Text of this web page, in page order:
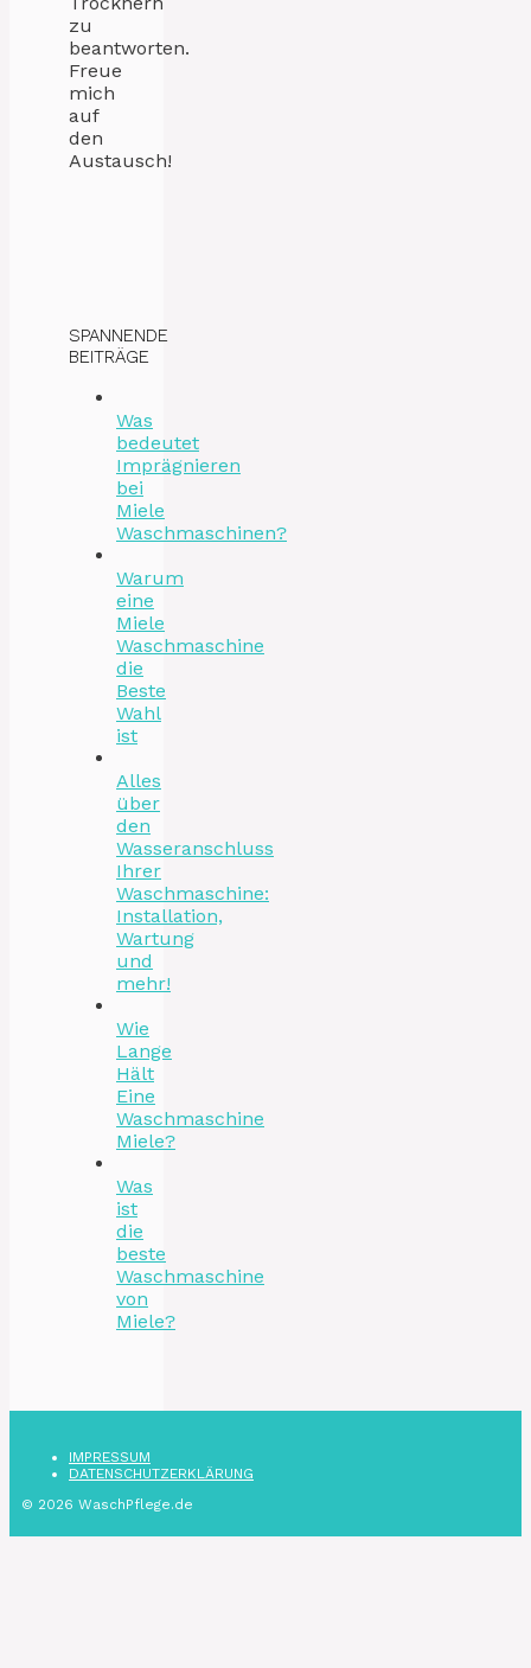
zu
beantworten.
Freue
mich
auf
den
Austausch!
SPANNENDE
BEITRÄGE
Was
bedeutet
Imprägnieren
bei
Miele
Waschmaschinen?
Warum
eine
Miele
Waschmaschine
die
Beste
Wahl
ist
Alles
über
den
Wasseranschluss
Ihrer
Waschmaschine:
Installation,
Wartung
und
mehr!
Wie
Lange
Hält
Eine
Waschmaschine
Miele?
Was
ist
die
beste
Waschmaschine
von
Miele?
IMPRESSUM
DATENSCHUTZ­ERKLÄRUNG
© 2026 WaschPflege.de